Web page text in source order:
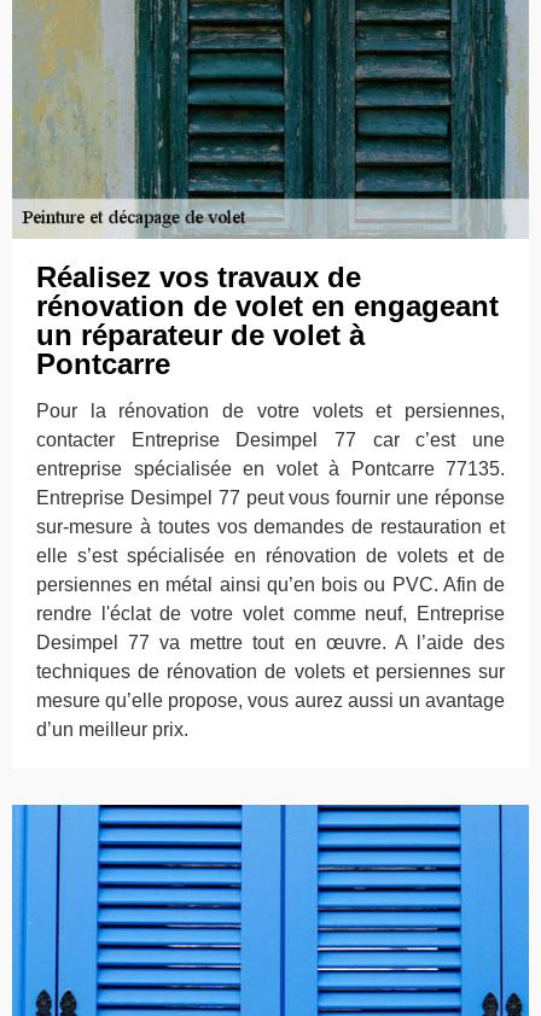
Réalisez vos travaux de
rénovation de volet en engageant
un réparateur de volet à
Pontcarre
Pour la rénovation de votre volets et persiennes,
contacter Entreprise Desimpel 77 car c’est une
entreprise spécialisée en volet à Pontcarre 77135.
Entreprise Desimpel 77 peut vous fournir une réponse
sur-mesure à toutes vos demandes de restauration et
elle s’est spécialisée en rénovation de volets et de
persiennes en métal ainsi qu’en bois ou PVC. Afin de
rendre l'éclat de votre volet comme neuf, Entreprise
Desimpel 77 va mettre tout en œuvre. A l’aide des
techniques de rénovation de volets et persiennes sur
mesure qu’elle propose, vous aurez aussi un avantage
d’un meilleur prix.